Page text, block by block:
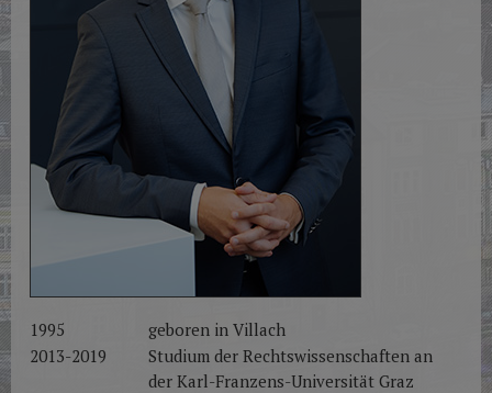
1995
geboren in Villach
2013-2019
Studium der Rechtswissenschaften an
der Karl-Franzens-Universität Graz